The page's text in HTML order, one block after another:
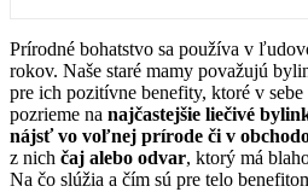
Prírodné bohatstvo sa používa v
rokov. Naše staré mamy považujú
pre ich pozitívne benefity, ktoré v
pozrieme na najčastejšie liečivé
nájsť vo voľnej prírode či v
z nich čaj alebo odvar, ktorý má
Na čo slúžia a čím sú pre telo